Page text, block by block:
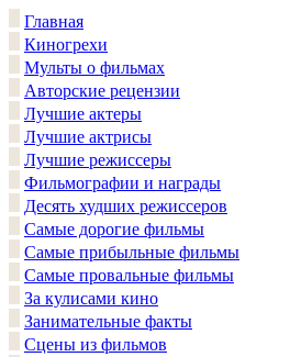
Главная
Киногрехи
Мульты о фильмах
Авторские рецензии
Лучшие актеры
Лучшие актрисы
Лучшие режиссеры
Фильмографии и награды
Десять худших режиссеров
Самые дорогие фильмы
Самые прибыльные фильмы
Самые провальные фильмы
За кулисами кино
Занимательные факты
Сцены из фильмов